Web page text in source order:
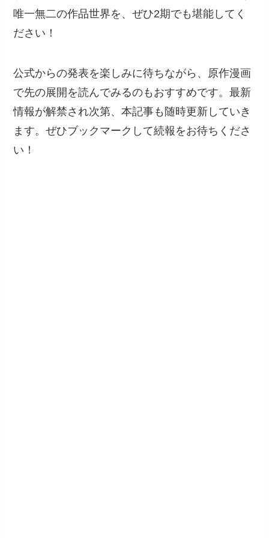
唯一無二の作品世界を、ぜひ2期でも堪能してく
ださい！
公式からの発表を楽しみに待ちながら、原作漫画
で先の展開を読んでみるのもおすすめです。最新
情報が解禁され次第、本記事も随時更新していき
ます。ぜひブックマークして続報をお待ちくださ
い！